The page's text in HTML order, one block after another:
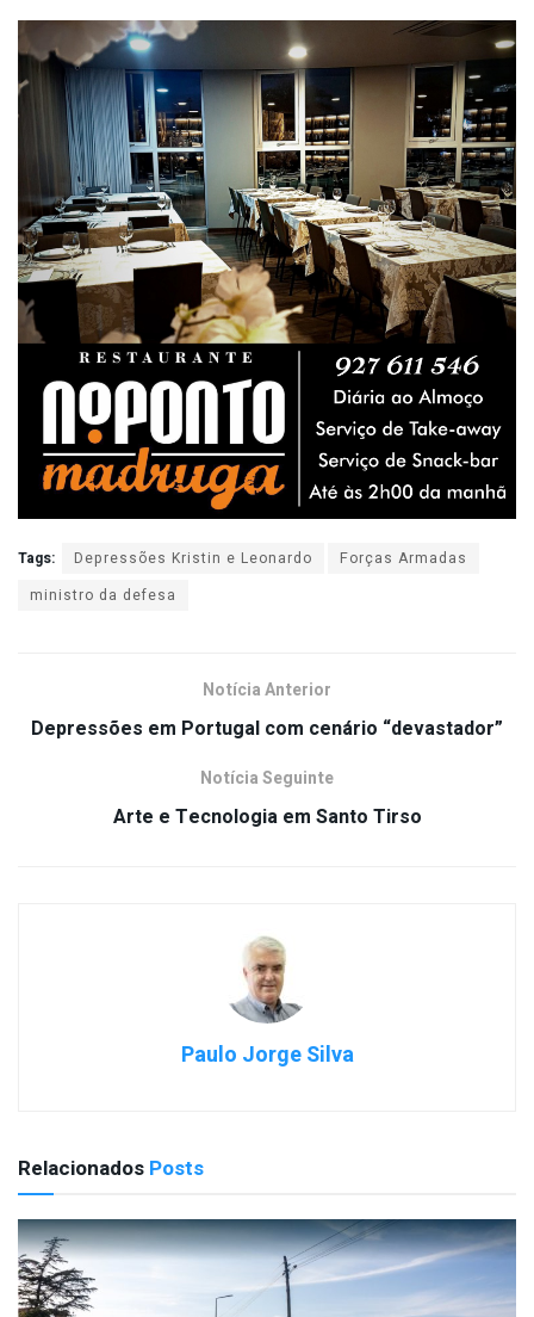
Tags: Depressões Kristin e Leonardo
Forças Armadas
ministro da defesa
Notícia Anterior
Depressões em Portugal com cenário “devastador”
Notícia Seguinte
Arte e Tecnologia em Santo Tirso
Paulo Jorge Silva
Relacionados Posts